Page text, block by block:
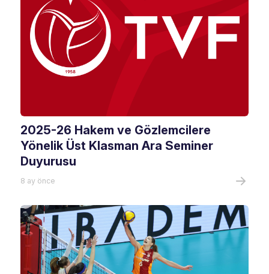
2025-26 Hakem ve Gözlemcilere
Yönelik Üst Klasman Ara Seminer
Duyurusu
8 ay önce